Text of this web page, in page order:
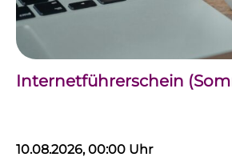
Internetführerschein
10.08.2026, 00:00 Uhr